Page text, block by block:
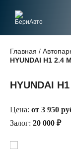
Главная /
HYUNDAI H1 2.4
HYUNDAI
Цена: от 3 950
Залог: 20 000 ₽